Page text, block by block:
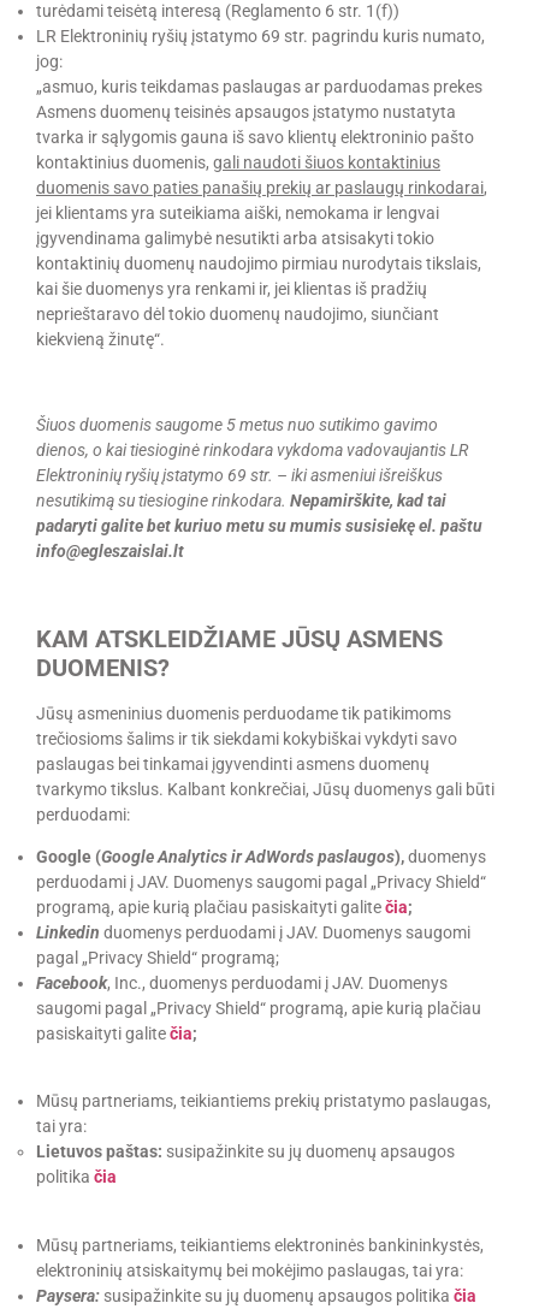
turėdami teisėtą interesą (Reglamento 6 str. 1(f))
LR Elektroninių ryšių įstatymo 69 str. pagrindu kuris numato,
jog:
„asmuo, kuris teikdamas paslaugas ar parduodamas prekes
Asmens duomenų teisinės apsaugos įstatymo nustatyta
tvarka ir sąlygomis gauna iš savo klientų elektroninio pašto
kontaktinius duomenis, gali naudoti šiuos kontaktinius
duomenis savo paties panašių prekių ar paslaugų rinkodarai,
jei klientams yra suteikiama aiški, nemokama ir lengvai
įgyvendinama galimybė nesutikti arba atsisakyti tokio
kontaktinių duomenų naudojimo pirmiau nurodytais tikslais,
kai šie duomenys yra renkami ir, jei klientas iš pradžių
neprieštaravo dėl tokio duomenų naudojimo, siunčiant
kiekvieną žinutę“.
Šiuos duomenis saugome 5 metus nuo sutikimo gavimo
dienos, o kai tiesioginė rinkodara vykdoma vadovaujantis LR
Elektroninių ryšių įstatymo 69 str. – iki asmeniui išreiškus
nesutikimą su tiesiogine rinkodara. Nepamirškite, kad tai
padaryti galite bet kuriuo metu su mumis susisiekę el. paštu
info@egleszaislai.lt
KAM ATSKLEIDŽIAME JŪSŲ ASMENS
DUOMENIS?
Jūsų asmeninius duomenis perduodame tik patikimoms
trečiosioms šalims ir tik siekdami kokybiškai vykdyti savo
paslaugas bei tinkamai įgyvendinti asmens duomenų
tvarkymo tikslus. Kalbant konkrečiai, Jūsų duomenys gali būti
perduodami:
Google (Google Analytics ir AdWords paslaugos),duomenys
perduodami į JAV. Duomenys saugomi pagal „Privacy Shield“
programą, apie kurią plačiau pasiskaityti galitečia;
Linkedin duomenys perduodami į JAV. Duomenys saugomi
pagal „Privacy Shield“ programą;
Facebook, Inc., duomenys perduodami į JAV. Duomenys
saugomi pagal „Privacy Shield“ programą, apie kurią plačiau
pasiskaityti galitečia;
Mūsų partneriams, teikiantiems prekių pristatymo paslaugas,
tai yra:
Lietuvos paštas: susipažinkite su jų duomenų apsaugos
politika čia
Mūsų partneriams, teikiantiems elektroninės bankininkystės,
elektroninių atsiskaitymų bei mokėjimo paslaugas, tai yra:
Paysera: susipažinkite su jų duomenų apsaugos politika čia